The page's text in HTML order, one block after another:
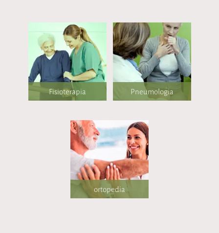
Fisioterapia Pneumologia
ortopedia